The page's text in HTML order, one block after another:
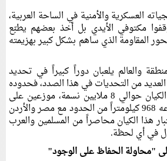
العسكرية والأمنية في الساحة العربية،
مكتوفي الأيدي بل أخذ بعضهم يطبّع
المقاومة الذي ساهم بشكل كبير بهزيمته
والعالم يلعبان دوراً كبيراً في تحديد
العديد من التحديات في هذا الصدد، فحدوده
محاطة بالدول العربية والإسلامية، ويبلغ عدد سكان هذا الكيان حوالي 8 ملايين نسمة، موزعين على
مساحة الأرض 28023 كيلومتراً مربعاً، محاصرين بما مجموعه 968 كيلومتراً من الحدود مع مصر والأردن
هذا الكيان محاصراً من المسلمين والعرب
في أي لحظة.
إلى "محاولة الحفاظ على الوجود"